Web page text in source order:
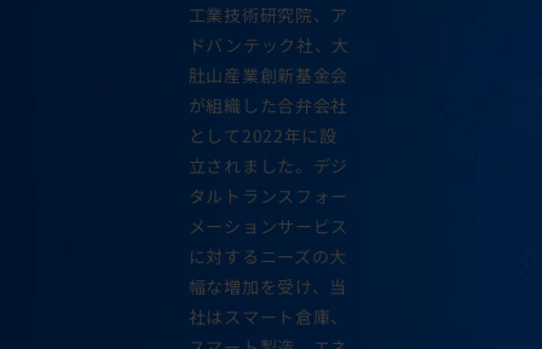
工業技術研究院、ア
ドバンテック社、大
肚山産業創新基金会
が組織した合弁会社
として2022年に設
立されました。デジ
タルトランスフォー
メーションサービス
に対するニーズの大
幅な増加を受け、当
社はスマート倉庫、